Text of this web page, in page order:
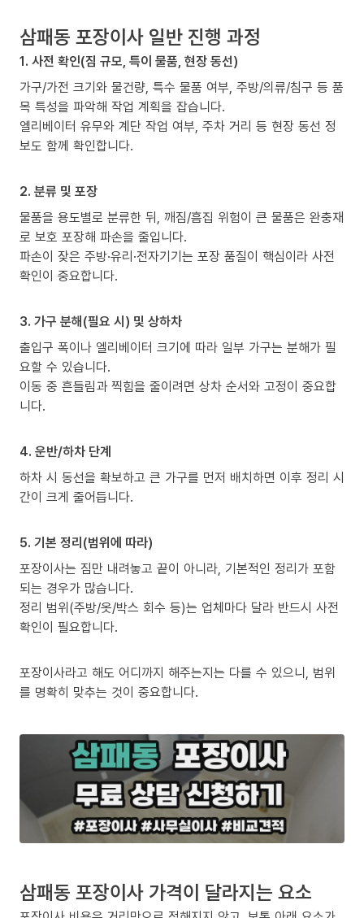
삼패동 포장이사 일반 진행 과정
1. 사전 확인(짐 규모, 특이 물품, 현장 동선)
가구/가전 크기와 물건량, 특수 물품 여부, 주방/의류/침구 등 품
목 특성을 파악해 작업 계획을 잡습니다.
엘리베이터 유무와 계단 작업 여부, 주차 거리 등 현장 동선 정
보도 함께 확인합니다.
2. 분류 및 포장
물품을 용도별로 분류한 뒤, 깨짐/흠집 위험이 큰 물품은 완충재
로 보호 포장해 파손을 줄입니다.
파손이 잦은 주방·유리·전자기기는 포장 품질이 핵심이라 사전
확인이 중요합니다.
3. 가구 분해(필요 시) 및 상하차
출입구 폭이나 엘리베이터 크기에 따라 일부 가구는 분해가 필
요할 수 있습니다.
이동 중 흔들림과 찍힘을 줄이려면 상차 순서와 고정이 중요합
니다.
4. 운반/하차 단계
하차 시 동선을 확보하고 큰 가구를 먼저 배치하면 이후 정리 시
간이 크게 줄어듭니다.
5. 기본 정리(범위에 따라)
포장이사는 짐만 내려놓고 끝이 아니라, 기본적인 정리가 포함
되는 경우가 많습니다.
정리 범위(주방/옷/박스 회수 등)는 업체마다 달라 반드시 사전
확인이 필요합니다.
포장이사라고 해도 어디까지 해주는지는 다를 수 있으니, 범위
를 명확히 맞추는 것이 중요합니다.
삼패동 포장이사 가격이 달라지는 요소